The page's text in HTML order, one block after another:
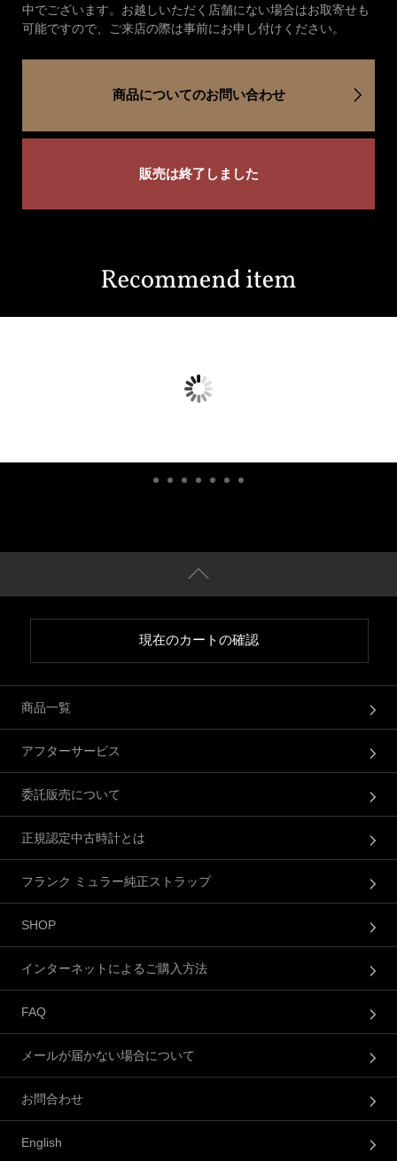
中でございます。お越しいただく店舗にない場合はお取寄せも
可能ですので、ご来店の際は事前にお申し付けください。
商品についてのお問い合わせ
販売は終了しました
現在のカートの確認
商品一覧
アフターサービス
委託販売について
正規認定中古時計とは
フランク ミュラー純正ストラップ
SHOP
インターネットによるご購入方法
FAQ
メールが届かない場合について
お問合わせ
English